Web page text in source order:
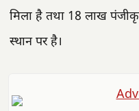
मिला है तथा 18 लाख
स्थान पर है।